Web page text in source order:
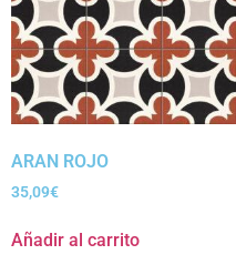
ARAN ROJO
35,09€
Añadir al carrito